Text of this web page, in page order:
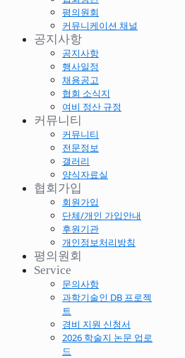
평의원회
커뮤니케이션 채널
공지사항
공지사항
행사일정
채용공고
협회 소식지
여비 정산 규정
커뮤니티
커뮤니티
전문정보
갤러리
양식자료실
협회가입
회원가입
단체/개인 가입안내
후원기관
개인정보처리방침
평의원회
Service
문의사항
과학기술인 DB 프로젝
트
경비 지원 신청서
2026 학술지 논문 업로
드